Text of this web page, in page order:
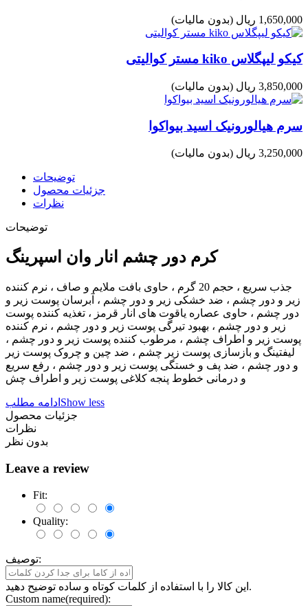
1,650,000 ریال (بدون مالیات)
کیکو لیپگلاس kiko مستر کوالیتی
3,850,000 ریال (بدون مالیات)
سرم هیالورونیک اسید بیواکوا
3,250,000 ریال (بدون مالیات)
توضیحات
جزئیات محصول
نظرات
توضیحات
کرم دور چشم انار وان اسپرینگ
جذب سریع ، حجم 20 گرم ، حاوی بافت ملایم و صاف ، نرم کننده
زیر و دور چشم ، ضد خشکی زیر و دور چشم ، آبرسان پوست زیر و
دور چشم ، حاوی عصاره یاقوت های انار قرمز ، تغذیه کننده پوست
زیر و دور چشم ، بهبود تیرگی پوست زیر و دور چشم ، نرم کننده
پوست زیر و اطراف چشم ، مرطوب کننده پوست زیر و دور چشم ،
لیفتینگ و بازسازی پوست زیر چشم ، ضد چین و چروک پوست زیر
و دور چشم ، ضد پف و خستگی پوست زیر و دور چشم ، رفع سریع
و درمانی خطوط پنجه کلاغی پوست زیر و اطراف چش
ادامه مطلب Show less
جزئیات محصول
نظرات
بدون نظر
Leave a review
Fit:
Quality:
توصیف:
این کالا را با استفاده از کلمات کوتاه و ساده توضیح دهید.
Custom name(required):